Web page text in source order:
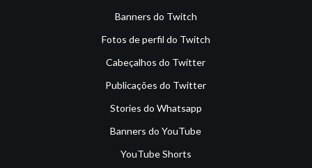
Banners do Twitch
Fotos de perfil do Twitch
Cabeçalhos do Twitter
Publicações do Twitter
Stories do Whatsapp
Banners do YouTube
YouTube Shorts